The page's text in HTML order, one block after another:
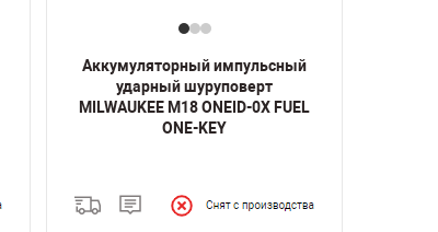
Аккумуляторный импульсный
ударный шуруповерт
MILWAUKEE M18 ONEID-0X FUEL
ONE-KEY